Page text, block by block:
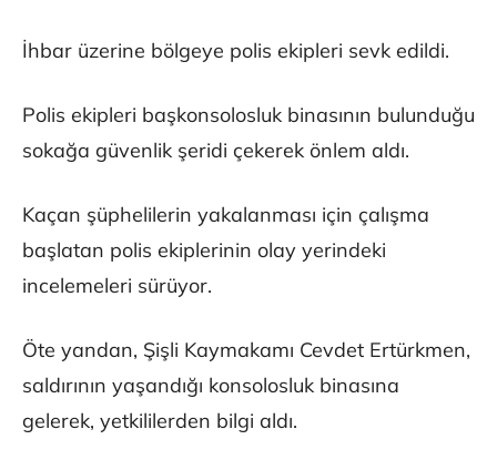
İhbar üzerine bölgeye polis ekipleri sevk edildi.
Polis ekipleri başkonsolosluk binasının bulunduğu
sokağa güvenlik şeridi çekerek önlem aldı.
Kaçan şüphelilerin yakalanması için çalışma
başlatan polis ekiplerinin olay yerindeki
incelemeleri sürüyor.
Öte yandan, Şişli Kaymakamı Cevdet Ertürkmen,
saldırının yaşandığı konsolosluk binasına
gelerek, yetkililerden bilgi aldı.